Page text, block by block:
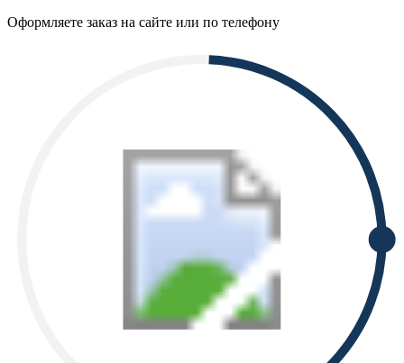
Оформляете заказ на сайте или по телефону